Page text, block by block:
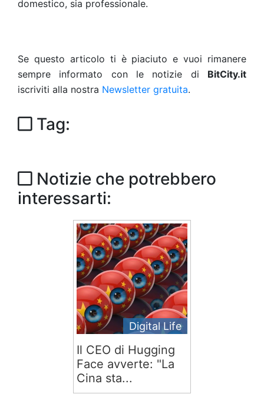
domestico, sia professionale.
Se questo articolo ti è piaciuto e vuoi rimanere
sempre informato con le notizie di BitCity.it
iscriviti alla nostra Newsletter gratuita.
Tag:
Notizie che potrebbero
interessarti:
Digital Life
Il CEO di Hugging
Face avverte: "La
Cina sta...